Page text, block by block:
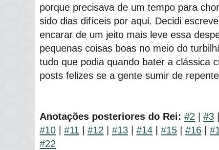
porque precisava de um tempo para
sido dias difíceis por aqui. Decidi
encarar de um jeito mais leve essa
pequenas coisas boas no meio do
tudo que podia quando bater a clássica
posts felizes se a gente sumir de
Anotações posteriores do Rei: #2 #3
#10
#11 #12 #13 #14 #15 #16
#22